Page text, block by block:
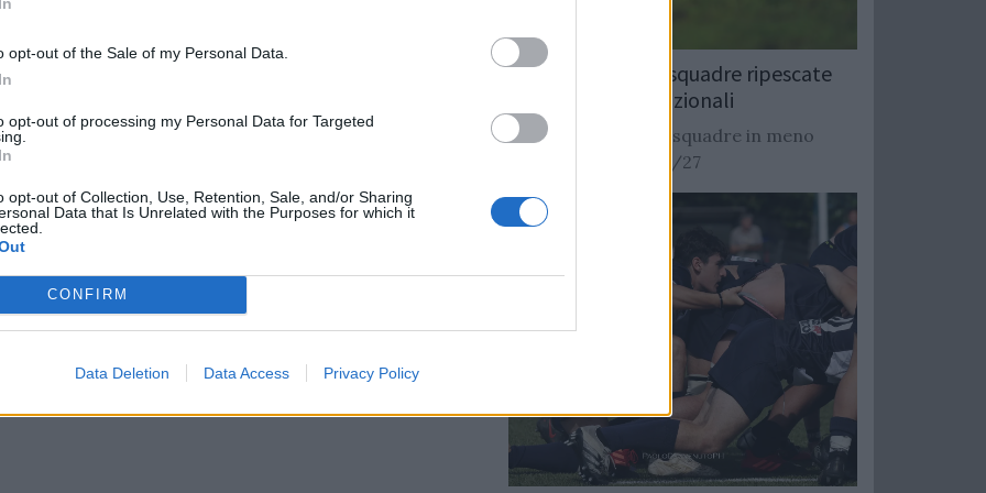
opt-out of the Sale of my Personal Data.
opt-out of processing my Personal Data for Targeted
opt-out of Collection, Use, Retention, Sale, and/or Sharing
Data that Is Unrelated with the Purposes for which it
CONFIRM
Data Deletion Data Access Privacy Policy
Match – diretta streaming YouTube
Rugby Championship – diretta TV Sky
Nazioni Femminile – differita Sky
Rugby: Record di squadre ripescate
nei campionati nazionali
Si stimano oltre 20 squadre in meno
dalla stagione 2026/27